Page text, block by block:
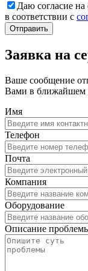
Даю согласие
в соответствии с
Заявка на
Ваше сообщение
Вами в ближайшем
Имя
Телефон
Почта
Компания
Оборудование
Описание